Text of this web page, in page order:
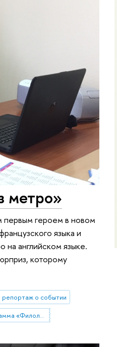
метро»
героем в новом
языка и
на английском языке.
которому
репортаж о событии
Образовательная программа «Филология»